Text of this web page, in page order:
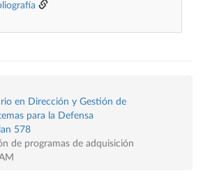
en Dirección y Gestión de
para la Defensa
578
de programas de adquisición